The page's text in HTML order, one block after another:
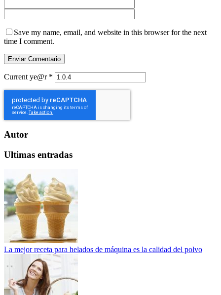
Save my name, email, and website in this browser for the next
time I comment.
Current ye@r *
Autor
Ultimas entradas
La mejor receta para helados de máquina es la calidad del polvo